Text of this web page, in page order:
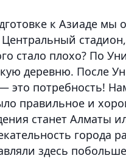
к Азиаде
стало плохо? По
деревню. После
это потребность!
правильное и
станет Алматы
города
здесь